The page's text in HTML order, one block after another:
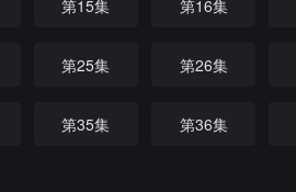
第15集 第16集
第25集 第26集
第35集 第36集